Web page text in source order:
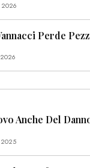
2026
Perde
Anche Del
2025